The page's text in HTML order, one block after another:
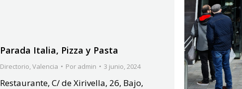
Parada Italia, Pizza y Pasta
Directorio,Valencia Por admin 3 junio, 2024
Restaurante, C/ de Xirivella, 26, Bajo,